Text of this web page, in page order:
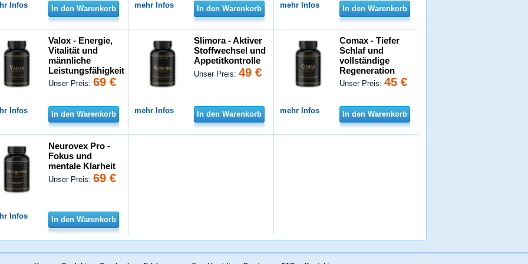
Infos In den Warenkorb mehr Infos In den Warenkorb mehr Infos In den Warenkorb
Valox - Energie,
Vitalität und
männliche
Leistungsfähigkeit
Unser Preis:69 €
Infos In den Warenkorb
Slimora - Aktiver
Stoffwechsel und
Appetitkontrolle
Unser Preis:49 €
mehr Infos In den Warenkorb
Comax - Tiefer
Schlaf und
vollständige
Regeneration
Unser Preis:45 €
mehr Infos In den Warenkorb
Neurovex Pro -
Fokus und
mentale Klarheit
Unser Preis:69 €
Infos In den Warenkorb